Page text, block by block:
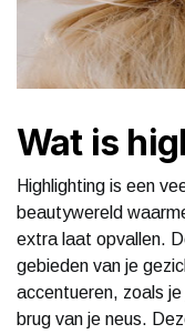
Wat is
Highlighting is een
beautywereld
extra laat opvallen.
gebieden van je
accentueren, zoals
brug van je neus.